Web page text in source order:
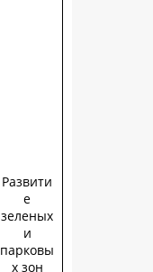
Развити
е
зеленых
и
парковы
х зон